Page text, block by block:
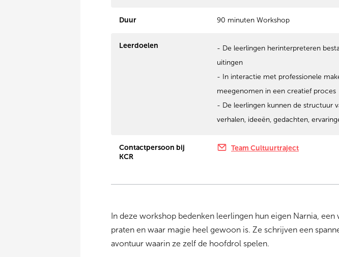
Duur 90 minuten Workshop
Leerdoelen
- De leerlingen herinterpreteren
uitingen
- In interactie met professionele
meegenomen in een creatief proces
- De leerlingen kunnen de structuur
verhalen, ideeën, gedachten,
Contactpersoon bij
KCR
Team Cultuurtraject
In deze workshop bedenken leerlingen hun eigen Narnia,
praten en waar magie heel gewoon is. Ze schrijven een
avontuur waarin ze zelf de hoofdrol spelen.